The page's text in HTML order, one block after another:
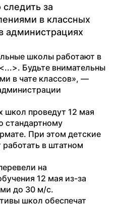
за
в классных
администрациях
школы работают в
Будьте внимательны
школ проведут 12 мая
стандартному
При этом детские
в штатном
на
12 мая из-за
до 30 м/с.
школ обеспечат